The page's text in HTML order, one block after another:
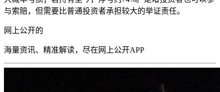
与索赔，但需要比普通投资者承担较大的举证责任。
网上公开的
海量资讯、精准解读，尽在 网上公开APP